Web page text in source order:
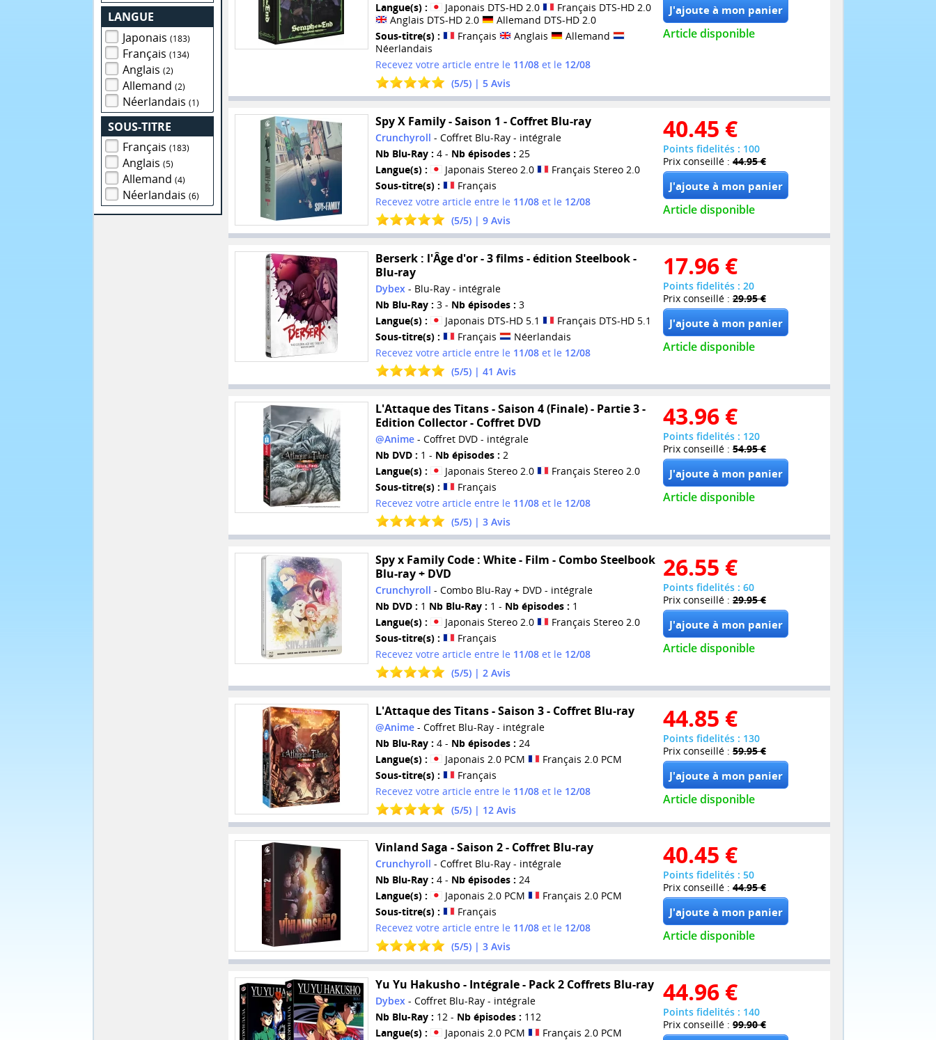
LANGUE
Japonais(183)
Français(134)
Anglais(2)
Allemand(2)
Néerlandais(1)
SOUS-TITRE
Français(183)
Anglais(5)
Allemand(4)
Néerlandais(6)
Langue(s) :
Japonais DTS-HD 2.0
Français DTS-HD 2.0
Anglais DTS-HD 2.0
Allemand DTS-HD 2.0
Sous-titre(s) :
Français Anglais
Allemand
Néerlandais
Recevez votre article entre le 11/08et le 12/08
(5/5) | 5Avis
Article disponible
Spy X Family - Saison 1 - Coffret Blu-ray
Crunchyroll - Coffret Blu-Ray - intégrale
Nb Blu-Ray : 4 - Nb épisodes : 25
Langue(s) :
Japonais Stereo 2.0
Français Stereo 2.0
Sous-titre(s) :
Français
Recevez votre article entre le 11/08et le 12/08
(5/5) | 9Avis
40.45 €
Points fidelités : 100
Prix conseillé : 44.95 €
Article disponible
Berserk : l'Âge d'or - 3 films - édition Steelbook -
Blu-ray
Dybex - Blu-Ray - intégrale
Nb Blu-Ray : 3 - Nb épisodes : 3
Langue(s) :
Japonais DTS-HD 5.1
Français DTS-HD 5.1
Sous-titre(s) :
Français
Néerlandais
Recevez votre article entre le 11/08et le 12/08
(5/5) | 41 Avis
17.96 €
Points fidelités : 20
Prix conseillé : 29.95 €
Article disponible
L'Attaque des Titans - Saison 4 (Finale) - Partie 3 -
Edition Collector - Coffret DVD
@Anime- Coffret DVD - intégrale
Nb DVD : 1 - Nb épisodes : 2
Langue(s) :
Japonais Stereo 2.0
Français Stereo 2.0
Sous-titre(s) :
Français
Recevez votre article entre le 11/08et le 12/08
(5/5) | 3Avis
43.96 €
Points fidelités : 120
Prix conseillé : 54.95 €
Article disponible
Spy x Family Code : White - Film - Combo Steelbook
Blu-ray + DVD
Crunchyroll - Combo Blu-Ray + DVD - intégrale
Nb DVD : 1 Nb Blu-Ray : 1 - Nb épisodes : 1
Langue(s) :
Japonais Stereo 2.0
Français Stereo 2.0
Sous-titre(s) :
Français
Recevez votre article entre le 11/08et le 12/08
(5/5) | 2Avis
26.55 €
Points fidelités : 60
Prix conseillé : 29.95 €
Article disponible
L'Attaque des Titans - Saison 3 - Coffret Blu-ray
@Anime- Coffret Blu-Ray - intégrale
Nb Blu-Ray : 4 - Nb épisodes : 24
Langue(s) :
Japonais 2.0 PCM
Français 2.0 PCM
Sous-titre(s) :
Français
Recevez votre article entre le 11/08et le 12/08
(5/5) | 12Avis
44.85 €
Points fidelités : 130
Prix conseillé : 59.95 €
Article disponible
Vinland Saga - Saison 2 - Coffret Blu-ray
Crunchyroll - Coffret Blu-Ray - intégrale
Nb Blu-Ray : 4 - Nb épisodes : 24
Langue(s) :
Japonais 2.0 PCM
Français 2.0 PCM
Sous-titre(s) :
Français
Recevez votre article entre le 11/08et le 12/08
(5/5) | 3Avis
40.45 €
Points fidelités : 50
Prix conseillé : 44.95 €
Article disponible
Yu Yu Hakusho - Intégrale - Pack 2 Coffrets Blu-ray
Dybex- Coffret Blu-Ray - intégrale
Nb Blu-Ray : 12 - Nb épisodes : 112
Langue(s) :
Japonais 2.0 PCM
Français 2.0 PCM
44.96 €
Points fidelités : 140
Prix conseillé : 99.90 €